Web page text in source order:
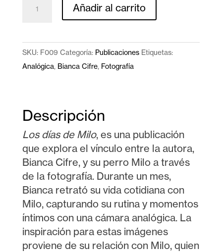
días
Milo
cantidad
Añadir al carrito
SKU: F009 Categoría: Publicaciones Etiquetas:
Analógica, Bianca Cifre, Fotografía
Descripción
Los días de Milo, es una publicación
que explora el vínculo entre la autora,
Bianca Cifre, y su perro Milo a través
de la fotografía. Durante un mes,
Bianca retrató su vida cotidiana con
Milo, capturando su rutina y momentos
íntimos con una cámara analógica. La
inspiración para estas imágenes
proviene de su relación con Milo, quien